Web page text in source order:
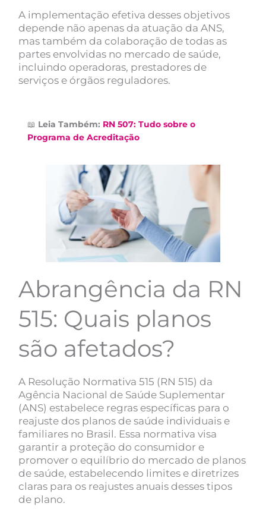
A implementação efetiva desses objetivos
depende não apenas da atuação da ANS,
mas também da colaboração de todas as
partes envolvidas no mercado de saúde,
incluindo operadoras, prestadores de
serviços e órgãos reguladores.
📖 Leia Também: RN 507: Tudo sobre o
Programa de Acreditação
Abrangência da RN
515: Quais planos
são afetados?
A Resolução Normativa 515 (RN 515) da
Agência Nacional de Saúde Suplementar
(ANS) estabelece regras específicas para o
reajuste dos planos de saúde individuais e
familiares no Brasil. Essa normativa visa
garantir a proteção do consumidor e
promover o equilíbrio do mercado de planos
de saúde, estabelecendo limites e diretrizes
claras para os reajustes anuais desses tipos
de plano.